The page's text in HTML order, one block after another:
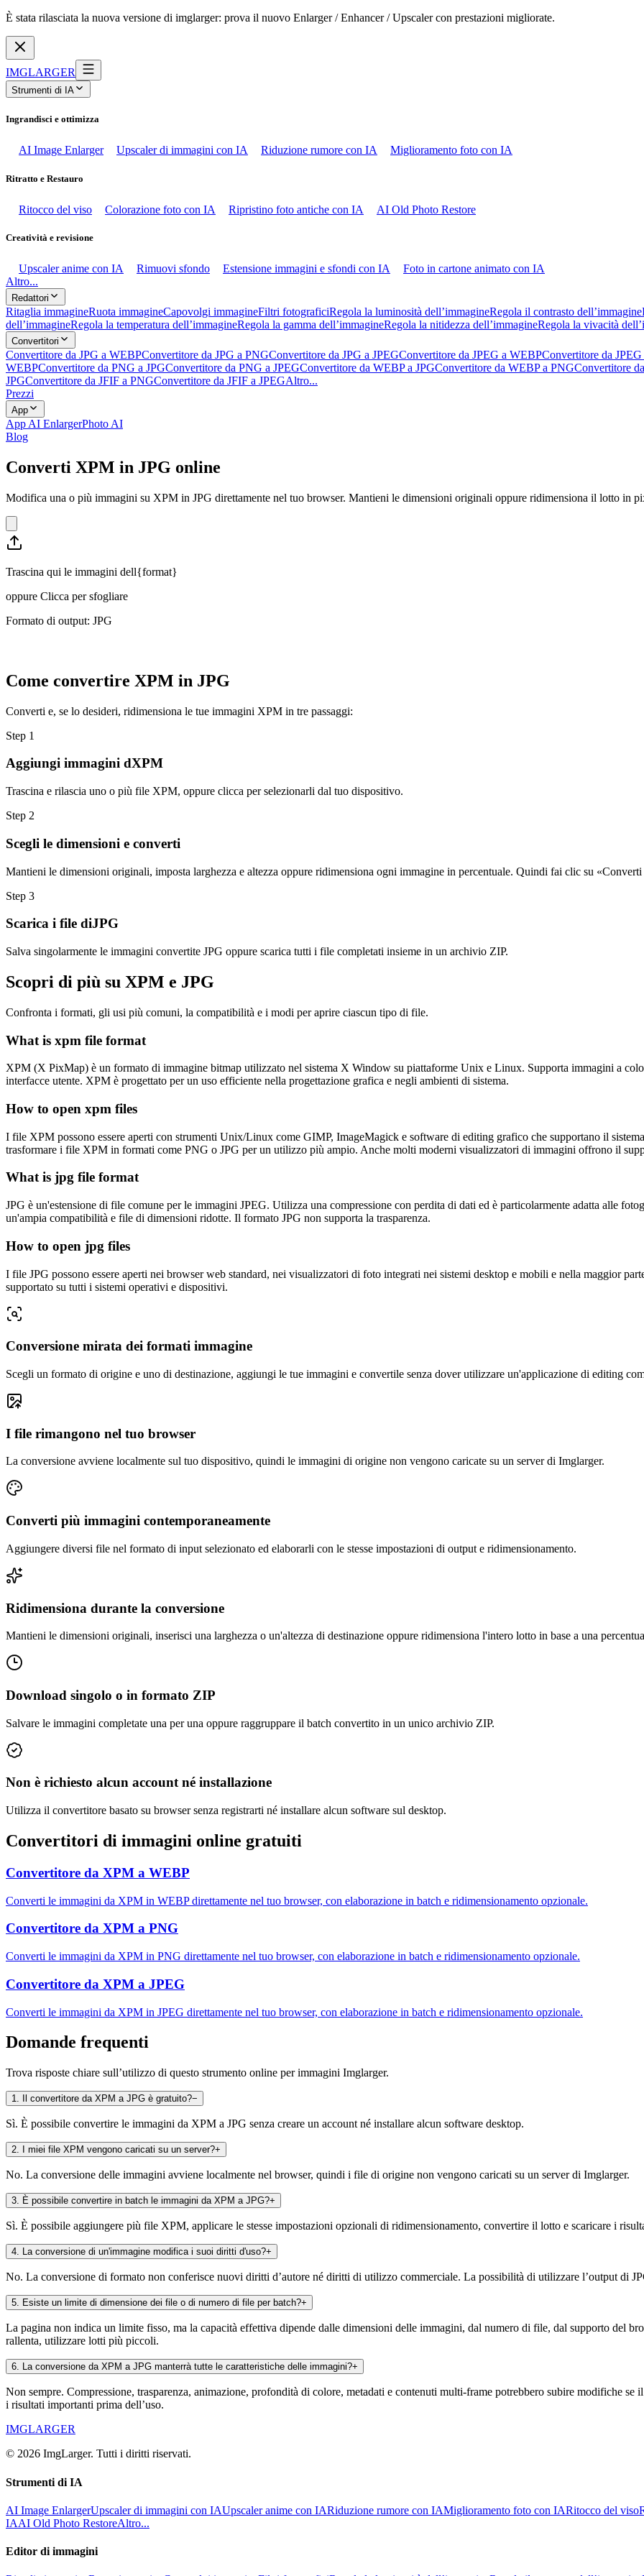
È stata rilasciata la nuova versione di imglarger: prova il nuovo Enlarger / Enhancer / Upscaler con prestazioni migliorate.
IMGLARGER
Strumenti di IA
Ingrandisci e ottimizza
AI Image Enlarger Upscaler di immagini con IA Riduzione rumore con IA Miglioramento foto con IA
Ritratto e Restauro
Ritocco del viso Colorazione foto con IA Ripristino foto antiche con IA AI Old Photo Restore
Creatività e revisione
Upscaler anime con IA Rimuovi sfondo Estensione immagini e sfondi con IA
Foto in cartone animato con IA
Altro...
Redattori
Ritaglia immagineRuota immagineCapovolgi immagineFiltri fotograficiRegola la luminosità dell’immagineRegola il contrasto dell’immagine
dell’immagineRegola la temperatura dell’immagineRegola la gamma dell’immagineRegola la nitidezza dell’immagineRegola la vivacità
Convertitori
Convertitore da JPG a WEBPConvertitore da JPG a PNGConvertitore da JPG a JPEGConvertitore da JPEG a WEBPConvertitore da JPEG
WEBPConvertitore da PNG a JPGConvertitore da PNG a JPEGConvertitore da WEBP a JPGConvertitore da WEBP a PNGConvertitore
JPGConvertitore da JFIF a PNGConvertitore da JFIF a JPEGAltro...
Prezzi
App
App AI EnlargerPhoto AI
Blog
Converti XPM in JPG online
Modifica una o più immagini su XPM in JPG direttamente nel tuo browser. Mantieni le dimensioni originali oppure ridimensiona il lotto in
Trascina qui le immagini dell{format}
oppure Clicca per sfogliare
Formato di output: JPG
Come convertire XPM in JPG
Converti e, se lo desideri, ridimensiona le tue immagini XPM in tre passaggi:
Step 1
Aggiungi immagini dXPM
Trascina e rilascia uno o più file XPM, oppure clicca per selezionarli dal tuo dispositivo.
Step 2
Scegli le dimensioni e converti
Mantieni le dimensioni originali, imposta larghezza e altezza oppure ridimensiona ogni immagine in percentuale. Quindi fai clic su
Step 3
Scarica i file diJPG
Salva singolarmente le immagini convertite JPG oppure scarica tutti i file completati insieme in un archivio ZIP.
Scopri di più su XPM e JPG
Confronta i formati, gli usi più comuni, la compatibilità e i modi per aprire ciascun tipo di file.
What is xpm file format
XPM (X PixMap) è un formato di immagine bitmap utilizzato nel sistema X Window su piattaforme Unix e Linux. Supporta immagini a
interfacce utente. XPM è progettato per un uso efficiente nella progettazione grafica e negli ambienti di sistema.
How to open xpm files
I file XPM possono essere aperti con strumenti Unix/Linux come GIMP, ImageMagick e software di editing grafico che supportano il
trasformare i file XPM in formati come PNG o JPG per un utilizzo più ampio. Anche molti moderni visualizzatori di immagini offrono il
What is jpg file format
JPG è un'estensione di file comune per le immagini JPEG. Utilizza una compressione con perdita di dati ed è particolarmente adatta alle
un'ampia compatibilità e file di dimensioni ridotte. Il formato JPG non supporta la trasparenza.
How to open jpg files
I file JPG possono essere aperti nei browser web standard, nei visualizzatori di foto integrati nei sistemi desktop e mobili e nella maggior
supportato su tutti i sistemi operativi e dispositivi.
Conversione mirata dei formati immagine
Scegli un formato di origine e uno di destinazione, aggiungi le tue immagini e convertile senza dover utilizzare un'applicazione di editing
I file rimangono nel tuo browser
La conversione avviene localmente sul tuo dispositivo, quindi le immagini di origine non vengono caricate su un server di Imglarger.
Converti più immagini contemporaneamente
Aggiungere diversi file nel formato di input selezionato ed elaborarli con le stesse impostazioni di output e ridimensionamento.
Ridimensiona durante la conversione
Mantieni le dimensioni originali, inserisci una larghezza o un'altezza di destinazione oppure ridimensiona l'intero lotto in base a una
Download singolo o in formato ZIP
Salvare le immagini completate una per una oppure raggruppare il batch convertito in un unico archivio ZIP.
Non è richiesto alcun account né installazione
Utilizza il convertitore basato su browser senza registrarti né installare alcun software sul desktop.
Convertitori di immagini online gratuiti
Convertitore da XPM a WEBP
Converti le immagini da XPM in WEBP direttamente nel tuo browser, con elaborazione in batch e ridimensionamento opzionale.
Convertitore da XPM a PNG
Converti le immagini da XPM in PNG direttamente nel tuo browser, con elaborazione in batch e ridimensionamento opzionale.
Convertitore da XPM a JPEG
Converti le immagini da XPM in JPEG direttamente nel tuo browser, con elaborazione in batch e ridimensionamento opzionale.
Domande frequenti
Trova risposte chiare sull’utilizzo di questo strumento online per immagini Imglarger.
1. Il convertitore da XPM a JPG è gratuito?−
Sì. È possibile convertire le immagini da XPM a JPG senza creare un account né installare alcun software desktop.
2. I miei file XPM vengono caricati su un server?+
No. La conversione delle immagini avviene localmente nel browser, quindi i file di origine non vengono caricati su un server di Imglarger.
3. È possibile convertire in batch le immagini da XPM a JPG?+
Sì. È possibile aggiungere più file XPM, applicare le stesse impostazioni opzionali di ridimensionamento, convertire il lotto e scaricare i
4. La conversione di un'immagine modifica i suoi diritti d'uso?+
No. La conversione di formato non conferisce nuovi diritti d’autore né diritti di utilizzo commerciale. La possibilità di utilizzare l’output di
5. Esiste un limite di dimensione dei file o di numero di file per batch?+
La pagina non indica un limite fisso, ma la capacità effettiva dipende dalle dimensioni delle immagini, dal numero di file, dal supporto del
rallenta, utilizzare lotti più piccoli.
6. La conversione da XPM a JPG manterrà tutte le caratteristiche delle immagini?+
Non sempre. Compressione, trasparenza, animazione, profondità di colore, metadati e contenuti multi-frame potrebbero subire modifiche
i risultati importanti prima dell’uso.
IMGLARGER
© 2026 ImgLarger. Tutti i diritti riservati.
Strumenti di IA
AI Image EnlargerUpscaler di immagini con IAUpscaler anime con IARiduzione rumore con IAMiglioramento foto con IARitocco del viso
IAAI Old Photo RestoreAltro...
Editor di immagini